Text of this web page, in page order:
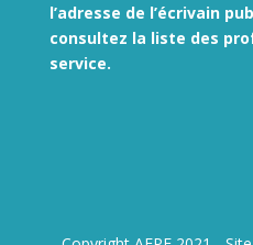
l’adresse de l’écrivain
consultez la liste des
service.